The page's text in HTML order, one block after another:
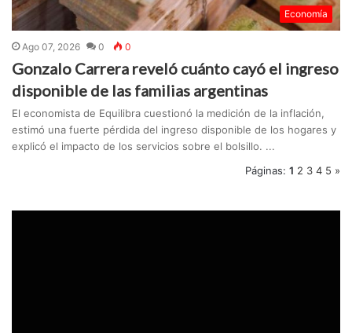
Economía
Ago 07, 2026 0 0
Gonzalo Carrera reveló cuánto cayó el ingreso
disponible de las familias argentinas
El economista de Equilibra cuestionó la medición de la inflación,
estimó una fuerte pérdida del ingreso disponible de los hogares y
explicó el impacto de los servicios sobre el bolsillo. ...
Páginas: 1 2 3 4 5 »